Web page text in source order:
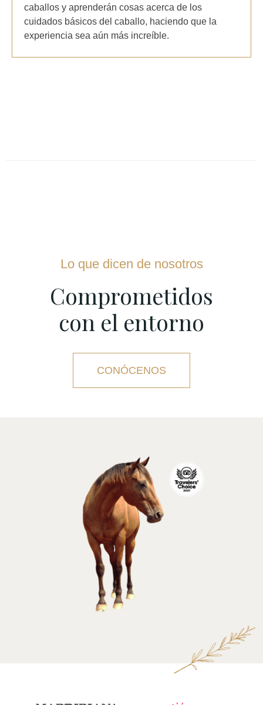
caballos y aprenderán cosas acerca de los
cuidados básicos del caballo, haciendo que la
experiencia sea aún más increíble.
Lo que dicen de nosotros
Comprometidos
con el entorno
CONÓCENOS